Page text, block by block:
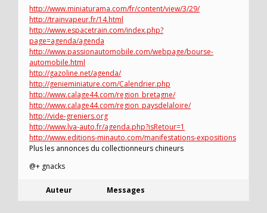
http://www.miniaturama.com/fr/content/view/3/29/
http://trainvapeur.fr/14.html
http://www.espacetrain.com/index.php?
page=agenda/agenda
http://www.passionautomobile.com/webpage/bourse-
automobile.html
http://gazoline.net/agenda/
http://genieminiature.com/Calendrier.php
http://www.calage44.com/region_bretagne/
http://www.calage44.com/region_paysdelaloire/
http://vide-greniers.org
http://www.lva-auto.fr/agenda.php?isRetour=1
http://www.editions-minauto.com/manifestations-expositions
Plus les annonces du collectionneurs chineurs
@+ gnacks
Auteur Messages